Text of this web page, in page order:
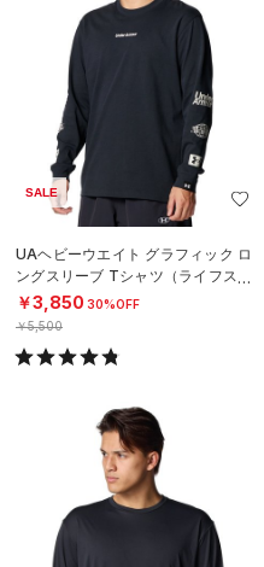
SALE
UAヘビーウエイト グラフィック ロ
ングスリーブ Tシャツ（ライフスタ
イル/MEN）
￥3,850 30%OFF
￥5,500